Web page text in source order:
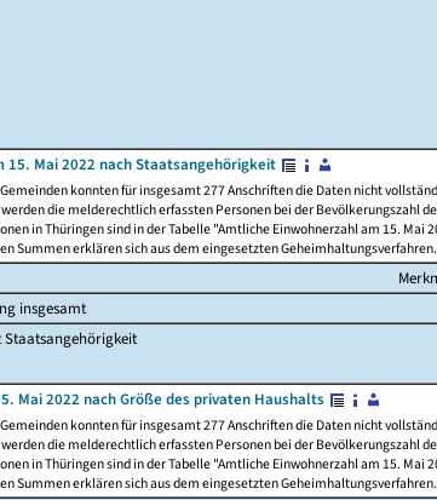
15. Mai 2022 nach Staatsangehörigkeit
konnten für insgesamt 277 Anschriften die Daten nicht
die melderechtlich erfassten Personen bei der Bevölkerungszahl
in Thüringen sind in der Tabelle "Amtliche Einwohnerzahl am 15.
Summen erklären sich aus dem eingesetzten Geheimhaltungsverfahren.
insgesamt
Staatsangehörigkeit
Mai 2022 nach Größe des privaten Haushalts
konnten für insgesamt 277 Anschriften die Daten nicht
die melderechtlich erfassten Personen bei der Bevölkerungszahl
in Thüringen sind in der Tabelle "Amtliche Einwohnerzahl am 15.
Summen erklären sich aus dem eingesetzten Geheimhaltungsverfahren.